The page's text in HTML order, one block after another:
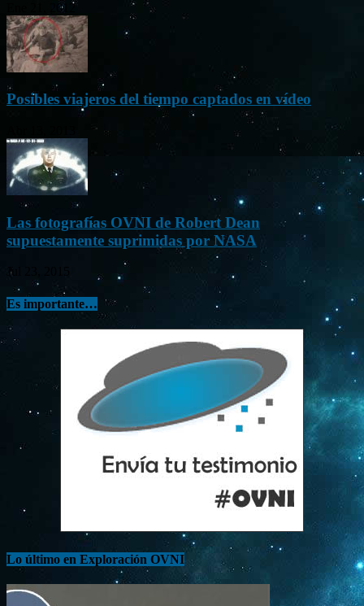
Ene 21, 2012
Posibles viajeros del tiempo captados en vídeo
Las fotografías OVNI de Robert Dean
supuestamente suprimidas por NASA
Jul 23, 2015
Es importante…
Lo último en Exploración OVNI